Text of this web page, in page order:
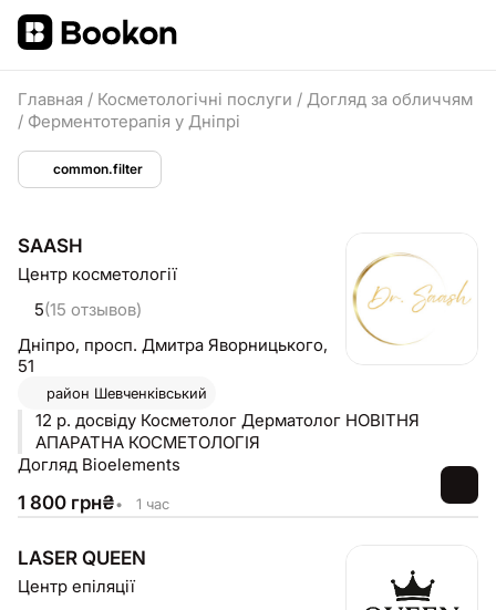
Главная / Косметологічні послуги / Догляд за обличчям
/ Ферментотерапія у Дніпрі
common.filter
SAASH
Центр косметології
5(15 отзывов)
Дніпро, просп. Дмитра Яворницького,
51
район Шевченківський
12 р. досвіду Косметолог Дерматолог НОВІТНЯ
АПАРАТНА КОСМЕТОЛОГІЯ
Догляд Bioelements
1 800 грн₴• 1 час
LASER QUEEN
Центр епіляції